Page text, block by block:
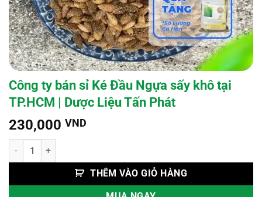
Công ty bán sỉ Ké Đầu Ngựa sấy khô tại
TP.HCM | Dược Liệu Tấn Phát
230,000 VND
Công ty bán sỉ Ké Đầu Ngựa sấy khô tại TP.HCM | Dược Liệu Tấn
THÊM VÀO GIỎ HÀNG